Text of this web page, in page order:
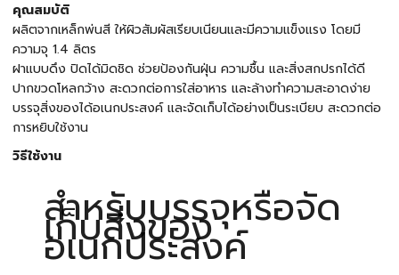
คุณสมบัติ
ผลิตจากเหล็กพ่นสี ให้ผิวสัมผัสเรียบเนียนและมีความแข็งแรง โดยมี
ความจุ 1.4 ลิตร
ฝาแบบดึง ปิดได้มิดชิด ช่วยป้องกันฝุ่น ความชื้น และสิ่งสกปรกได้ดี
ปากขวดโหลกว้าง สะดวกต่อการใส่อาหาร และล้างทำความสะอาดง่าย
บรรจุสิ่งของได้อเนกประสงค์ และจัดเก็บได้อย่างเป็นระเบียบ สะดวกต่อ
การหยิบใช้งาน
วิธีใช้งาน
สำหรับบรรจุหรือจัด
เก็บสิ่งของ
อเนกประสงค์